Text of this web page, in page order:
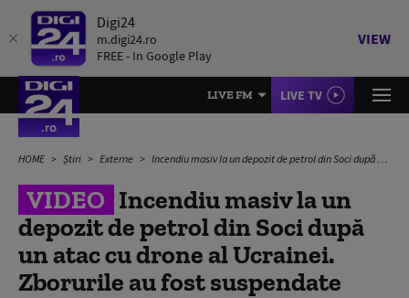
Digi24
m.digi24.ro
FREE - In Google Play
VIEW
LIVE FM LIVE TV
HOME Știri Externe Incendiu masiv la un depozit de petrol din Soci după un atac cu drone al Ucrainei. Zborurile au fost suspendate
VIDEO Incendiu masiv la un
depozit de petrol din Soci după
un atac cu drone al Ucrainei.
Zborurile au fost suspendate